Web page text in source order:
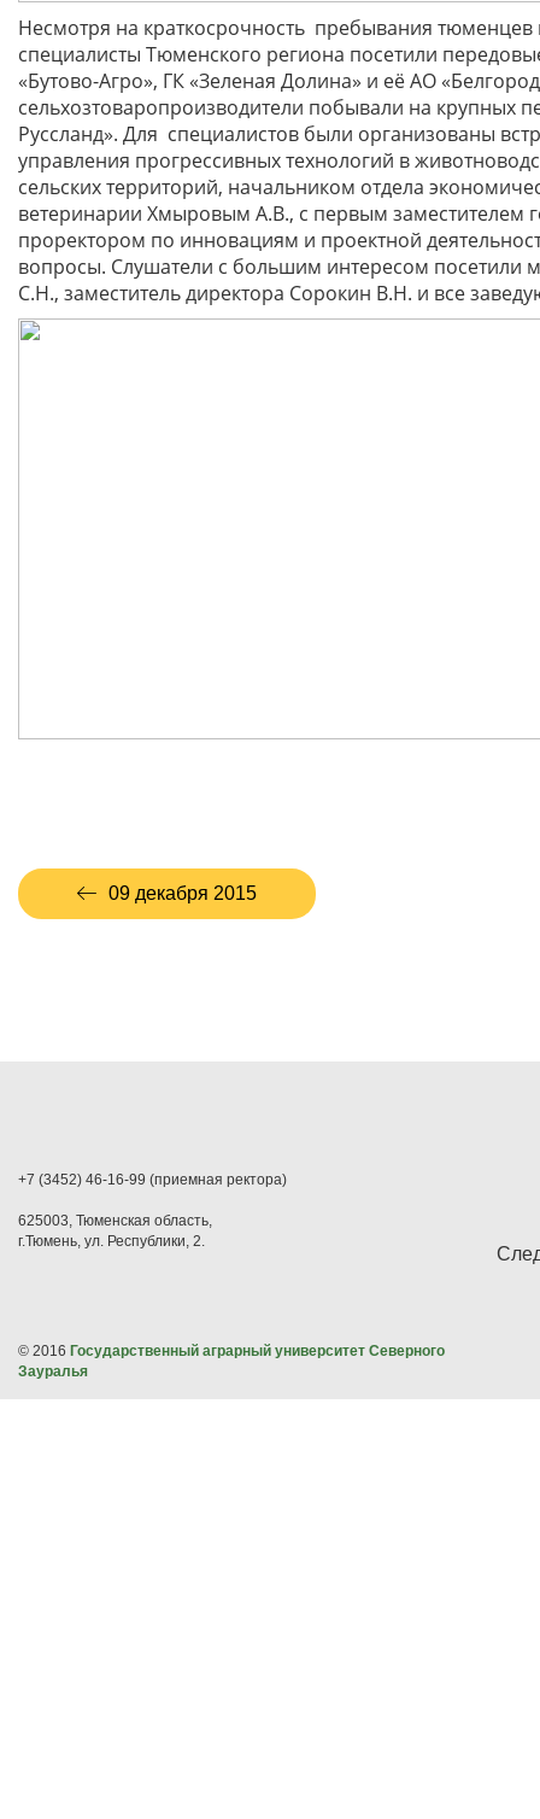
Несмотря на краткосрочность пребывания
специалисты Тюменского региона посетили
«Бутово-Агро», ГК «Зеленая Долина» и её АО
сельхозтоваропроизводители побывали на крупных
Руссланд». Для специалистов были организованы
управления прогрессивных технологий в
сельских территорий, начальником отдела
ветеринарии Хмыровым А.В., с первым заместителем
проректором по инновациям и проектной
вопросы. Слушатели с большим интересом посетили
С.Н., заместитель директора Сорокин В.Н. и все
09 декабря 2015
+7 (3452) 46-16-99 (приемная ректора)
625003, Тюменская область,
г.Тюмень, ул. Республики, 2.
© 2016 Государственный аграрный университет Северного
Зауралья